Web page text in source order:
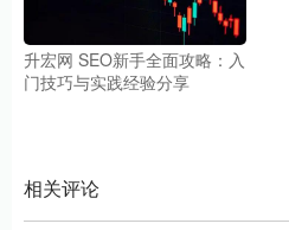
升宏网 SEO新手全面攻略：入
门技巧与实践经验分享
相关评论